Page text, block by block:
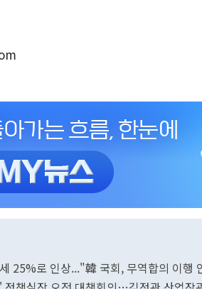
25%로 인상..."韓 국회, 무역합의 이행